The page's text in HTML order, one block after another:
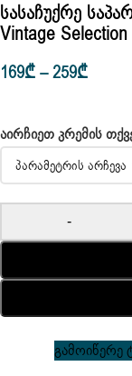
Სასაჩუქრე
Vintage
169₾–259₾
ᲐᲘᲠᲩᲘᲔᲗ ᲙᲠᲔᲛᲘᲡ
-
გამოიწერე